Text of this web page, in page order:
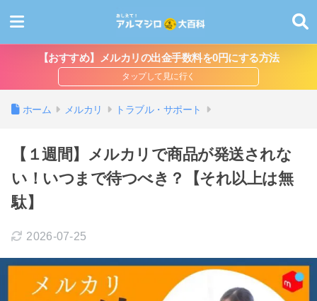
【おすすめ】メルカリの出金手数料を0円にする方法
ホーム メルカリ トラブル・サポート
【１週間】メルカリで商品が発送されな
い！いつまで待つべき？【それ以上は無
駄】
2026-07-25